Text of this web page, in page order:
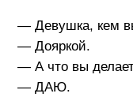
— Девушка, кем
— Дояркой.
— А что вы
— ДАЮ.